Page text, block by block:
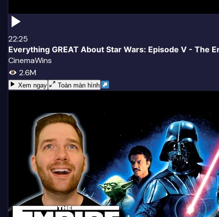
22:25
Everything GREAT About Star Wars: Episode V - The
CinemaWins
2.6M
Xem ngay Toàn màn hình